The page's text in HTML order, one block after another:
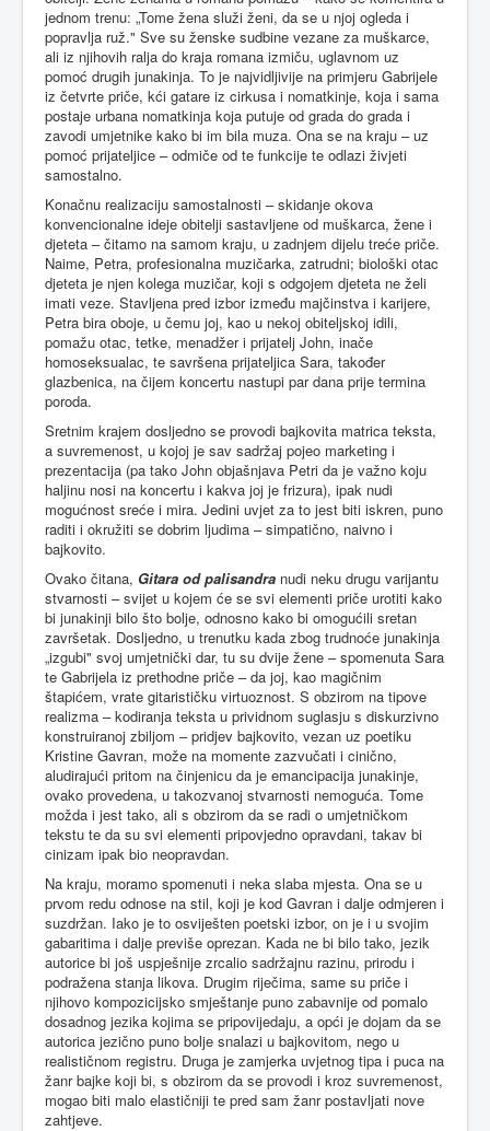
jednom trenu: „Tome žena služi ženi, da se u njoj ogleda i
popravlja ruž." Sve su ženske sudbine vezane za muškarce,
ali iz njihovih ralja do kraja romana izmiču, uglavnom uz
pomoć drugih junakinja. To je najvidljivije na primjeru Gabrijele
iz četvrte priče, kći gatare iz cirkusa i nomatkinje, koja i sama
postaje urbana nomatkinja koja putuje od grada do grada i
zavodi umjetnike kako bi im bila muza. Ona se na kraju – uz
pomoć prijateljice – odmiče od te funkcije te odlazi živjeti
samostalno.
Konačnu realizaciju samostalnosti – skidanje okova
konvencionalne ideje obitelji sastavljene od muškarca, žene i
djeteta – čitamo na samom kraju, u zadnjem dijelu treće priče.
Naime, Petra, profesionalna muzičarka, zatrudni; biološki otac
djeteta je njen kolega muzičar, koji s odgojem djeteta ne želi
imati veze. Stavljena pred izbor između majčinstva i karijere,
Petra bira oboje, u čemu joj, kao u nekoj obiteljskoj idili,
pomažu otac, tetke, menadžer i prijatelj John, inače
homoseksualac, te savršena prijateljica Sara, također
glazbenica, na čijem koncertu nastupi par dana prije termina
poroda.
Sretnim krajem dosljedno se provodi bajkovita matrica teksta,
a suvremenost, u kojoj je sav sadržaj pojeo marketing i
prezentacija (pa tako John objašnjava Petri da je važno koju
haljinu nosi na koncertu i kakva joj je frizura), ipak nudi
mogućnost sreće i mira. Jedini uvjet za to jest biti iskren, puno
raditi i okružiti se dobrim ljudima – simpatično, naivno i
bajkovito.
Ovako čitana, Gitara od palisandra nudi neku drugu varijantu
stvarnosti – svijet u kojem će se svi elementi priče urotiti kako
bi junakinji bilo što bolje, odnosno kako bi omogućili sretan
završetak. Dosljedno, u trenutku kada zbog trudnoće junakinja
„izgubi" svoj umjetnički dar, tu su dvije žene – spomenuta Sara
te Gabrijela iz prethodne priče – da joj, kao magičnim
štapićem, vrate gitarističku virtuoznost. S obzirom na tipove
realizma – kodiranja teksta u prividnom suglasju s diskurzivno
konstruiranoj zbiljom – pridjev bajkovito, vezan uz poetiku
Kristine Gavran, može na momente zazvučati i cinično,
aludirajući pritom na činjenicu da je emancipacija junakinje,
ovako provedena, u takozvanoj stvarnosti nemoguća. Tome
možda i jest tako, ali s obzirom da se radi o umjetničkom
tekstu te da su svi elementi pripovjedno opravdani, takav bi
cinizam ipak bio neopravdan.
Na kraju, moramo spomenuti i neka slaba mjesta. Ona se u
prvom redu odnose na stil, koji je kod Gavran i dalje odmjeren i
suzdržan. Iako je to osviješten poetski izbor, on je i u svojim
gabaritima i dalje previše oprezan. Kada ne bi bilo tako, jezik
autorice bi još uspješnije zrcalio sadržajnu razinu, prirodu i
podražena stanja likova. Drugim riječima, same su priče i
njihovo kompozicijsko smještanje puno zabavnije od pomalo
dosadnog jezika kojima se pripovijedaju, a opći je dojam da se
autorica jezično puno bolje snalazi u bajkovitom, nego u
realističnom registru. Druga je zamjerka uvjetnog tipa i puca na
žanr bajke koji bi, s obzirom da se provodi i kroz suvremenost,
mogao biti malo elastičniji te pred sam žanr postavljati nove
zahtjeve.